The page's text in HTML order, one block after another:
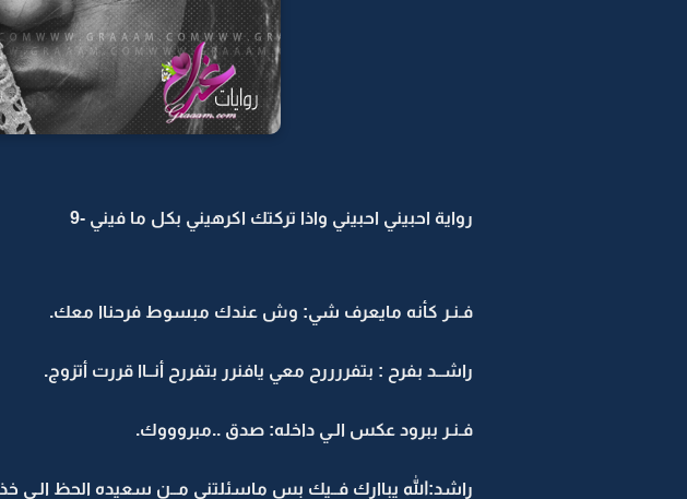
رواية احبيني احبيني واذا تركتك اكرهيني بكل ما فيني -9
فـنـر كأنه مايعرف شي: وش عندك مبسوط فرحناا معك.
راشــد بفرح : بتفررررح معي يافنرر بتفررح أنــاا قررت أتزوج.
فـنـر ببرود عكس الـي داخله: صدق ..مبروووك.
راشد:الله يباارك فــيك بس ماسئلتني مــن سعيده الحظ الـي